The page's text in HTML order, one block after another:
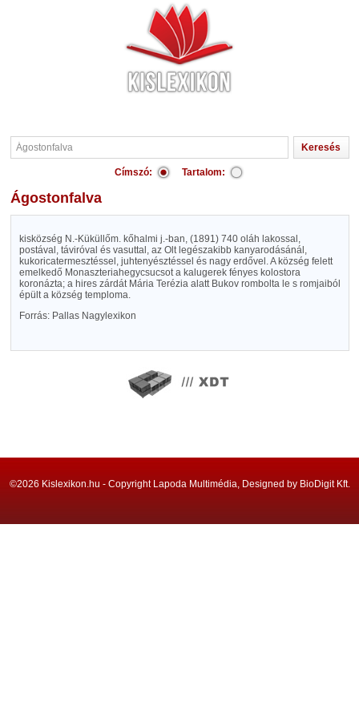
Címszó: Tartalom:
Ágostonfalva
kisközség N.-Küküllőm. kőhalmi j.-ban, (1891) 740 oláh lakossal,
postával, táviróval és vasuttal, az Olt legészakibb kanyarodásánál,
kukoricatermesztéssel, juhtenyésztéssel és nagy erdővel. A község felett
emelkedő Monaszteriahegycsucsot a kalugerek fényes kolostora
koronázta; a hires zárdát Mária Terézia alatt Bukov rombolta le s romjaiból
épült a község temploma.
Forrás: Pallas Nagylexikon
©2026 Kislexikon.hu - Copyright Lapoda Multimédia, Designed by BioDigit Kft.